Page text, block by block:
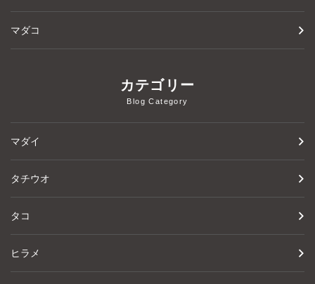
マダコ
カテゴリー
Blog Category
マダイ
タチウオ
タコ
ヒラメ